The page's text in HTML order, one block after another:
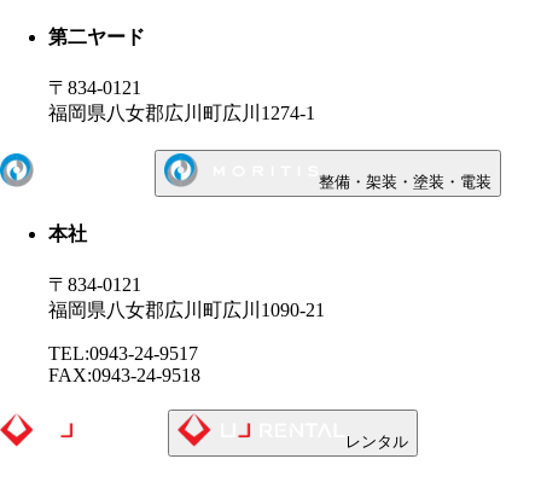
第二ヤード
〒834-0121
福岡県八女郡広川町広川1274-1
整備・架装・塗装・電装
本社
〒834-0121
福岡県八女郡広川町広川1090-21
TEL:0943-24-9517
FAX:0943-24-9518
レンタル